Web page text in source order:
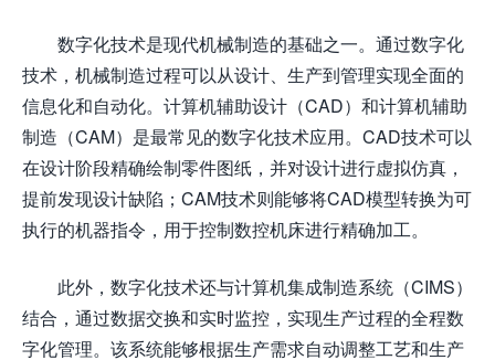
数字化技术是现代机械制造的基础之一。通过数字化
技术，机械制造过程可以从设计、生产到管理实现全面的
信息化和自动化。计算机辅助设计（CAD）和计算机辅助
制造（CAM）是最常见的数字化技术应用。CAD技术可以
在设计阶段精确绘制零件图纸，并对设计进行虚拟仿真，
提前发现设计缺陷；CAM技术则能够将CAD模型转换为可
执行的机器指令，用于控制数控机床进行精确加工。
此外，数字化技术还与计算机集成制造系统（CIMS）
结合，通过数据交换和实时监控，实现生产过程的全程数
字化管理。该系统能够根据生产需求自动调整工艺和生产